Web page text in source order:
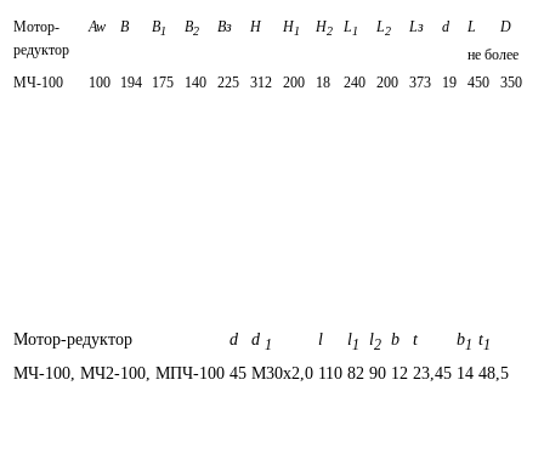
Мотор-
редуктор
Aw В В1 В2 Вз Н Н1 Н2 L1 L2 Lз d L
D
не более
МЧ-100
100 194 175 140 225 312 200 18 240 200 373 19 450 350
Мотор-редуктор d d 1 l l1 l2 b t b1 t1
МЧ-100, МЧ2-100, МПЧ-100 45 М30х2,0 110 82 90 12 23,45 14 48,5